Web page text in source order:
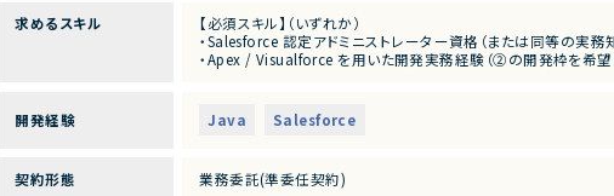
以下いずれかの業務を担当いただきます。
①リーダー
②開発および 問い合わせ対応
求めるスキル
【必須スキル】（いずれか）
・Salesforce 認定アドミニストレーター資格（または同等の実務
・Apex / Visualforce を用いた開発実務経験（②の開発枠を希望
開発経験 Java Salesforce
契約形態 業務委託(準委任契約)